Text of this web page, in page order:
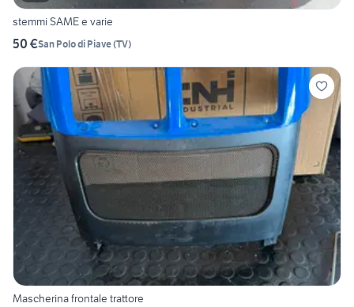
stemmi SAME e varie
50 €San Polo di Piave(TV)
Mascherina frontale trattore